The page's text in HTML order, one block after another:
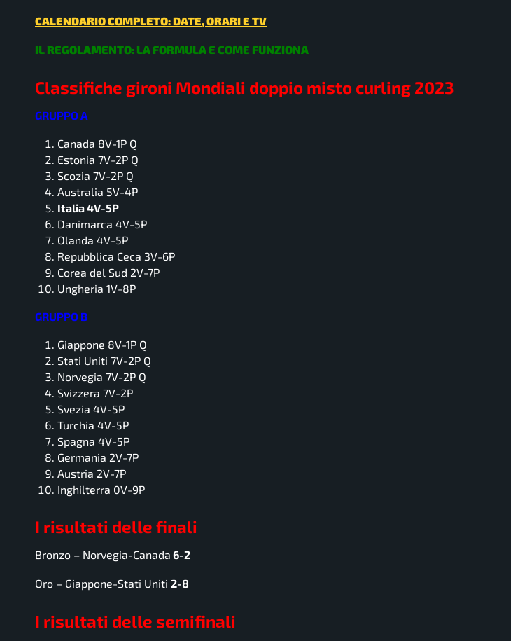
CALENDARIO COMPLETO: DATE, ORARI E TV
IL REGOLAMENTO: LA FORMULA E COME FUNZIONA
Classifiche gironi Mondiali doppio misto curling 2023
GRUPPO A
Canada 8V-1P Q
Estonia 7V-2P Q
Scozia 7V-2P Q
Australia 5V-4P
Italia 4V-5P
Danimarca 4V-5P
Olanda 4V-5P
Repubblica Ceca 3V-6P
Corea del Sud 2V-7P
Ungheria 1V-8P
GRUPPO B
Giappone 8V-1P Q
Stati Uniti 7V-2P Q
Norvegia 7V-2P Q
Svizzera 7V-2P
Svezia 4V-5P
Turchia 4V-5P
Spagna 4V-5P
Germania 2V-7P
Austria 2V-7P
Inghilterra 0V-9P
I risultati delle finali
Bronzo – Norvegia-Canada 6-2
Oro – Giappone-Stati Uniti 2-8
I risultati delle semifinali